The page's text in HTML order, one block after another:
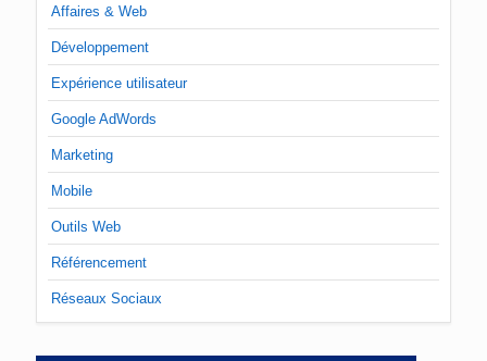
Affaires & Web
Développement
Expérience utilisateur
Google AdWords
Marketing
Mobile
Outils Web
Référencement
Réseaux Sociaux